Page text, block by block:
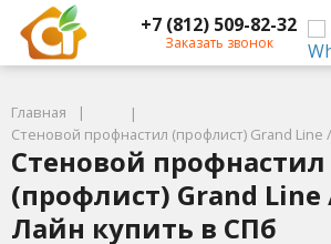
+7 (812) 509-82-32
Заказать звонок
Главная
Стеновой профнастил (профлист) Grand Line
Стеновой профнастил
(профлист) Grand Line
Лайн купить в СПб